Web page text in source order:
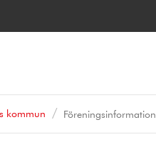
kommun Föreningsinformation